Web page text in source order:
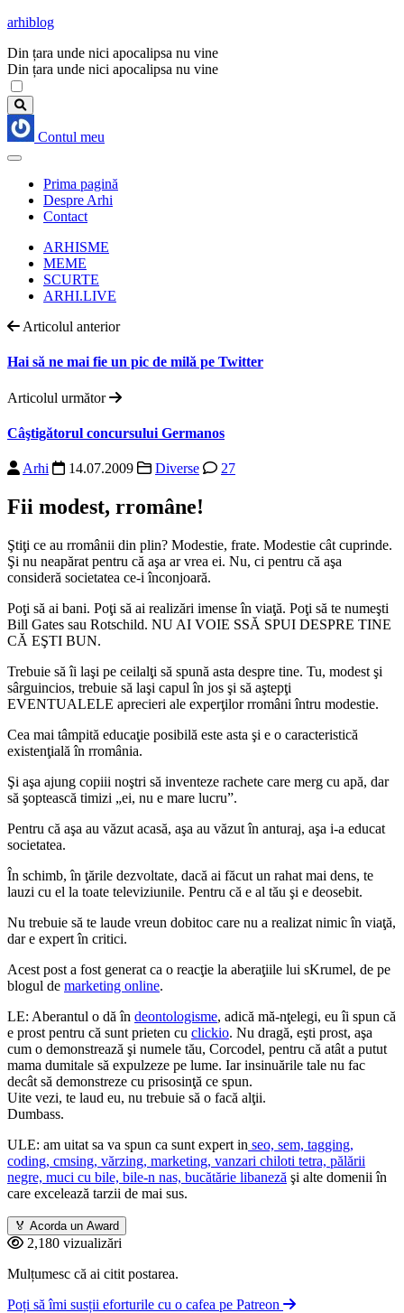
arhiblog
Din țara unde nici apocalipsa nu vine
Din țara unde nici apocalipsa nu vine
Contul meu
Prima pagină
Despre Arhi
Contact
ARHISME
MEME
SCURTE
ARHI.LIVE
Articolul anterior
Hai să ne mai fie un pic de milă pe Twitter
Articolul următor
Câştigătorul concursului Germanos
Arhi 14.07.2009 Diverse 27
Fii modest, rromâne!
Ştiţi ce au rromânii din plin? Modestie, frate. Modestie cât cuprinde.
Şi nu neapărat pentru că aşa ar vrea ei. Nu, ci pentru că aşa
consideră societatea ce-i înconjoară.
Poţi să ai bani. Poţi să ai realizări imense în viaţă. Poţi să te numeşti
Bill Gates sau Rotschild. NU AI VOIE SSĂ SPUI DESPRE TINE
CĂ EŞTI BUN.
Trebuie să îi laşi pe ceilalţi să spună asta despre tine. Tu, modest şi
sârguincios, trebuie să laşi capul în jos şi să aştepţi
EVENTUALELE aprecieri ale experţilor rromâni întru modestie.
Cea mai tâmpită educaţie posibilă este asta şi e o caracteristică
existenţială în rromânia.
Şi aşa ajung copiii noştri să inventeze rachete care merg cu apă, dar
să şoptească timizi „ei, nu e mare lucru”.
Pentru că aşa au văzut acasă, aşa au văzut în anturaj, aşa i-a educat
societatea.
În schimb, în ţările dezvoltate, dacă ai făcut un rahat mai dens, te
lauzi cu el la toate televiziunile. Pentru că e al tău şi e deosebit.
Nu trebuie să te laude vreun dobitoc care nu a realizat nimic în viaţă,
dar e expert în critici.
Acest post a fost generat ca o reacţie la aberaţiile lui sKrumel, de pe
blogul de marketing online.
LE: Aberantul o dă în deontologisme, adică mă-nţelegi, eu îi spun că
e prost pentru că sunt prieten cu clickio. Nu dragă, eşti prost, aşa
cum o demonstrează şi numele tău, Corcodel, pentru că atât a putut
mama dumitale să expulzeze pe lume. Iar insinuările tale nu fac
decât să demonstreze cu prisosinţă ce spun.
Uite vezi, te laud eu, nu trebuie să o facă alţii.
Dumbass.
ULE: am uitat sa va spun ca sunt expert in seo, sem, tagging,
coding, cmsing, vărzing, marketing, vanzari chiloti tetra, pălării
negre, muci cu bile, bile-n nas, bucătărie libaneză şi alte domenii în
care excelează tarzii de mai sus.
🏅 Acorda un Award
2,180 vizualizări
Mulțumesc că ai citit postarea.
Poți să îmi susții eforturile cu o cafea pe Patreon